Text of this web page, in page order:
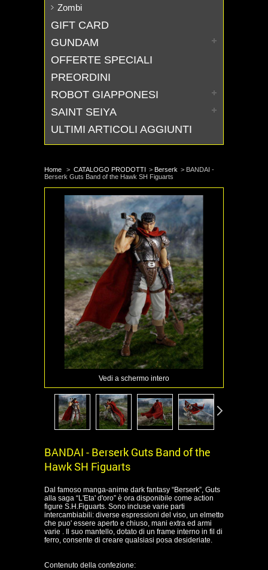
Zombi
GIFT CARD
GUNDAM
OFFERTE SPECIALI
PREORDINI
ROBOT GIAPPONESI
SAINT SEIYA
ULTIMI ARTICOLI AGGIUNTI
Home > CATALOGO PRODOTTI > Berserk > BANDAI -
Berserk Guts Band of the Hawk SH Figuarts
Vedi a schermo intero
BANDAI - Berserk Guts Band of the
Hawk SH Figuarts
Dal famoso manga-anime dark fantasy “Berserk”, Guts
alla saga “L'Eta' d'oro” è ora disponibile come action
figure S.H.Figuarts. Sono incluse varie parti
intercambiabili: diverse espressioni del viso, un elmetto
che puo' essere aperto e chiuso, mani extra ed armi
varie . Il suo mantello, dotato di un frame interno in fil di
ferro, consente di creare qualsiasi posa desideriate.
Contenuto della confezione: